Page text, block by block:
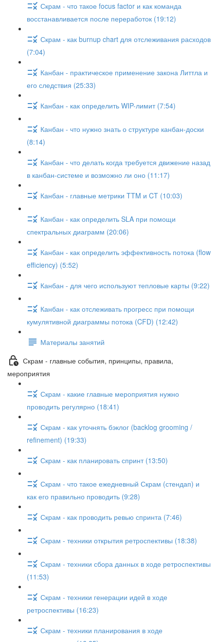
Скрам - что такое focus factor и как команда
восстанавливается после переработок (19:12)
Скрам - как burnup chart для отслеживания расходов
(7:04)
Канбан - практическое применение закона Литтла и
его следствия (25:33)
Канбан - как определить WIP-лимит (7:54)
Канбан - что нужно знать о структуре канбан-доски
(8:14)
Канбан - что делать когда требуется движение назад
в канбан-системе и возможно ли оно (11:17)
Канбан - главные метрики TTM и CT (10:03)
Канбан - как определить SLA при помощи
спектральных диаграмм (20:06)
Канбан - как определить эффективность потока (flow
efficiency) (5:52)
Канбан - для чего используют тепловые карты (9:22)
Канбан - как отслеживать прогресс при помощи
кумулятивной диаграммы потока (CFD) (12:42)
Материалы занятий
Скрам - главные события, принципы, правила,
мероприятия
Скрам - какие главные мероприятия нужно
проводить регулярно (18:41)
Скрам - как уточнять бэклог (backlog grooming /
refinement) (19:33)
Скрам - как планировать спринт (13:50)
Скрам - что такое ежедневный Скрам (стендап) и
как его правильно проводить (9:28)
Скрам - как проводить ревью спринта (7:46)
Скрам - техники открытия ретроспективы (18:38)
Скрам - техники сбора данных в ходе ретроспективы
(11:53)
Скрам - техники генерации идей в ходе
ретроспективы (16:23)
Скрам - техники планирования в ходе